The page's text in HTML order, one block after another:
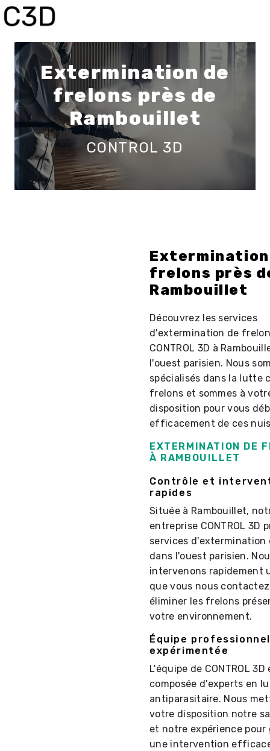
Extermination de
frelons près de
Rambouillet
CONTROL 3D
frelons près
Rambouillet
Découvrez les services
d'extermination de
CONTROL 3D à
l'ouest parisien. Nous
spécialisés dans la lutte
frelons et sommes à
disposition pour vous
efficacement de ces
EXTERMINATION DE
À RAMBOUILLET
Contrôle et
rapides
Située à Rambouillet,
entreprise CONTROL 3D
services d'extermination
dans l'ouest parisien.
intervenons rapidement
que vous nous
éliminer les frelons
votre environnement.
Équipe
expérimentée
L'équipe de CONTROL 3D
composée d'experts en
antiparasitaire. Nous
votre disposition notre
et notre expérience
une intervention
Panneau de gestion des cookies